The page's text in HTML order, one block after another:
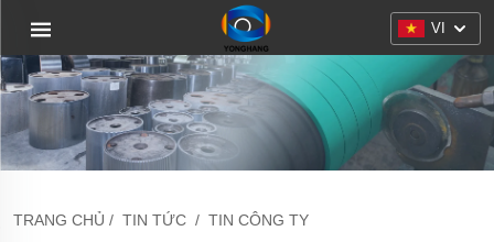
VI
TRANG CHỦ / TIN TỨC / TIN CÔNG TY